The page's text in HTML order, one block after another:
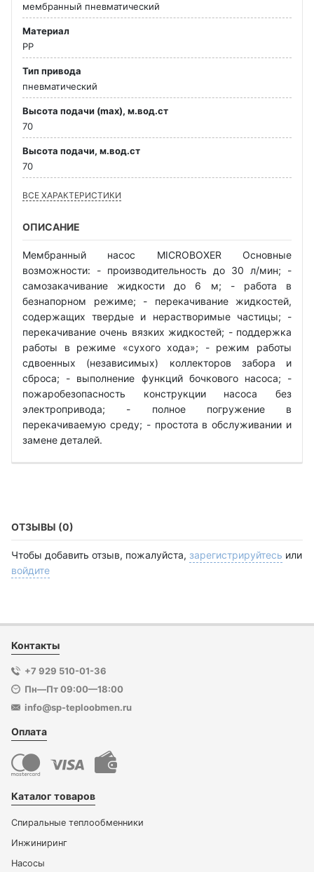
мембранный пневматический
Материал
PP
Тип привода
пневматический
Высота подачи (max), м.вод.ст
70
Высота подачи, м.вод.ст
70
ВСЕ ХАРАКТЕРИСТИКИ
ОПИСАНИЕ
Мембранный насос MICROBOXER Основные
возможности: - производительность до 30 л/мин; -
самозакачивание жидкости до 6 м; - работа в
безнапорном режиме; - перекачивание жидкостей,
содержащих твердые и нерастворимые частицы; -
перекачивание очень вязких жидкостей; - поддержка
работы в режиме «сухого хода»; - режим работы
сдвоенных (независимых) коллекторов забора и
сброса; - выполнение функций бочкового насоса; -
пожаробезопасность конструкции насоса без
электропривода; - полное погружение в
перекачиваемую среду; - простота в обслуживании и
замене деталей.
ОТЗЫВЫ (0)
Чтобы добавить отзыв, пожалуйста, зарегистрируйтесь или
войдите
Контакты
+7 929 510-01-36
Пн—Пт 09:00—18:00
info@sp-teploobmen.ru
Оплата
Каталог товаров
Спиральные теплообменники
Инжиниринг
Насосы